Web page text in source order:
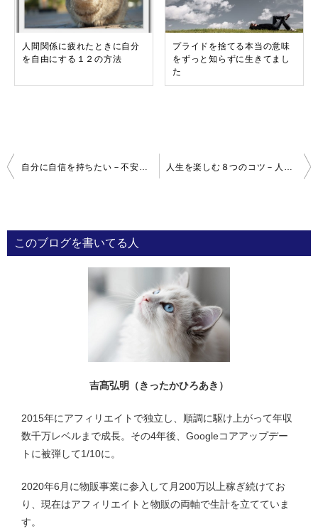
人間関係に疲れたときに自分
を自由にする１２の方法
プライドを捨てる本当の意味
をずっと知らずに生きてまし
た
投
ビ
ゲ
自分に自信を持ちたい－不安に負けない心をつくる４つの方法 人生を楽しむ８つのコツ－人はなぜ生きるのだろうか？
このブログを書いてる人
吉髙弘明（きったかひろあき）
2015年にアフィリエイトで独立し、順調に駆け上がって年収
数千万レベルまで成長。その4年後、Googleコアアップデー
トに被弾して1/10に。
2020年6月に物販事業に参入して月200万以上稼ぎ続けてお
り、現在はアフィリエイトと物販の両軸で生計を立てていま
す。